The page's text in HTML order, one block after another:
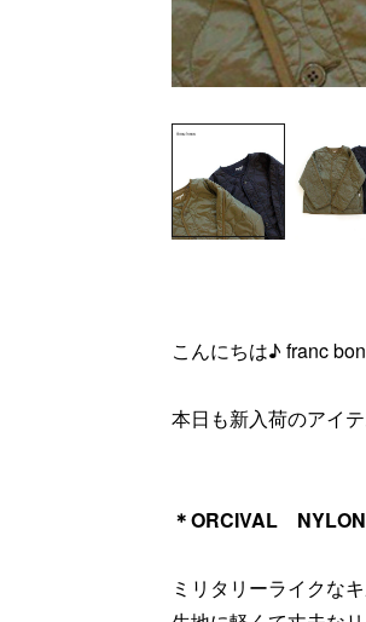
こんにちは♪ franc
本日も新入荷のアイ
＊ORCIVAL
ミリタリーライクな